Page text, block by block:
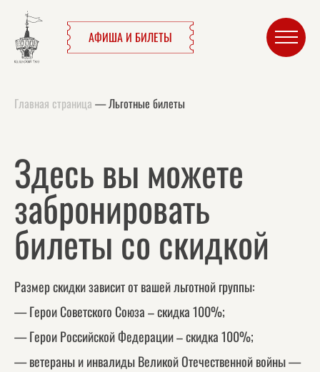
АФИША И БИЛЕТЫ
Главная страница —Льготные билеты
Здесь вы можете
забронировать
билеты со скидкой
Размер скидки зависит от вашей льготной группы:
— Герои Советского Союза – скидка 100%;
— Герои Российской Федерации – скидка 100%;
— ветераны и инвалиды Великой Отечественной войны —